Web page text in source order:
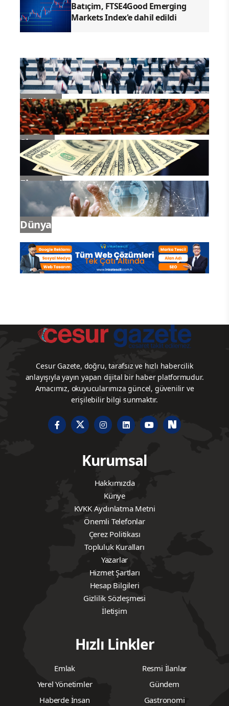
Batıçim, FTSE4Good Emerging
Markets Index'e dahil edildi
Gündem
Siyaset
Ekonomi
Dünya
Cesur Gazete, doğru, tarafsız ve hızlı habercilik
anlayışıyla yayın yapan dijital bir haber platformudur.
Amacımız, okuyucularımıza güncel, güvenilir ve
erişilebilir bilgi sunmaktır.
Kurumsal
Hakkımızda
Künye
KVKK Aydınlatma Metni
Önemli Telefonlar
Çerez Politikası
Topluluk Kuralları
Yazarlar
Hizmet Şartları
Hesap Bilgileri
Gizlilik Sözleşmesi
İletişim
Hızlı Linkler
Emlak
Resmi İlanlar
Yerel Yönetimler
Gündem
Haberde İnsan
Gastronomi